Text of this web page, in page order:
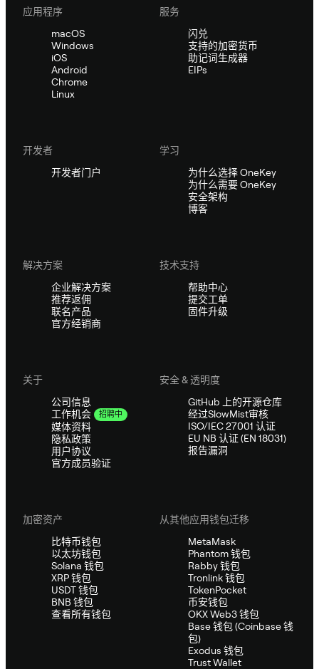
应用程序
macOS
Windows
iOS
Android
Chrome
Linux
服务
闪兑
支持的加密货币
助记词生成器
EIPs
开发者
开发者门户
学习
为什么选择 OneKey
为什么需要 OneKey
安全架构
博客
解决方案
企业解决方案
推荐返佣
联名产品
官方经销商
技术支持
帮助中心
提交工单
固件升级
关于
公司信息
工作机会
招聘中
媒体资料
隐私政策
用户协议
官方成员验证
安全 & 透明度
GitHub 上的开源仓库
经过SlowMist审核
ISO/IEC 27001 认证
EU NB 认证 (EN 18031)
报告漏洞
加密资产
比特币钱包
以太坊钱包
Solana 钱包
XRP 钱包
USDT 钱包
BNB 钱包
查看所有钱包
从其他应用钱包迁移
MetaMask
Phantom 钱包
Rabby 钱包
Tronlink 钱包
TokenPocket
币安钱包
OKX Web3 钱包
Base 钱包 (Coinbase 钱
包)
Exodus 钱包
Trust Wallet